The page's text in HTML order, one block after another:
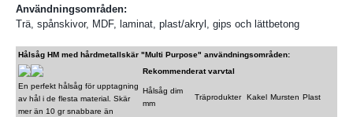
Användningsområden:
Trä, spånskivor, MDF, laminat, plast/akryl, gips och lättbetong
Hålsåg HM med hårdmetallskär "Multi Purpose" användningsområden:
En perfekt hålsåg för upptagning
av hål i de flesta material. Skär
mer än 10 gr snabbare än
Rekommenderat varvtal
Hålsåg dim
mm
Träprodukter Kakel Mursten Plast